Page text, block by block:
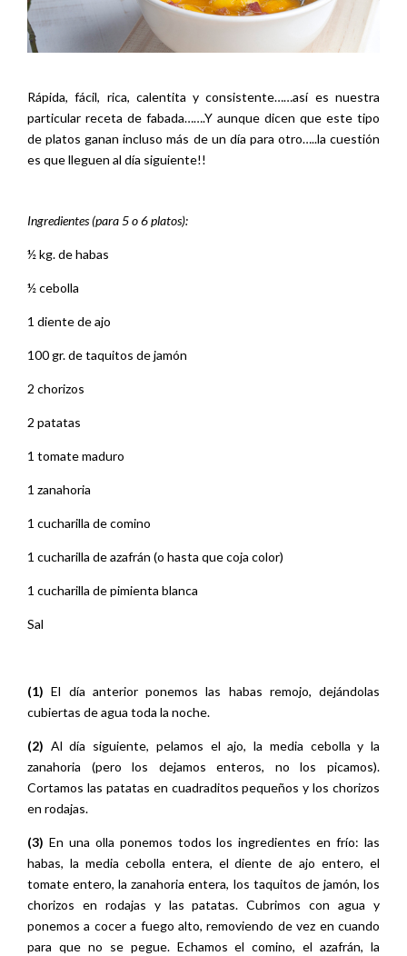
Rápida, fácil, rica, calentita y consistente……así es nuestra
particular receta de fabada…….Y aunque dicen que este tipo
de platos ganan incluso más de un día para otro…..la cuestión
es que lleguen al día siguiente!!
Ingredientes (para 5 o 6 platos):
½ kg. de habas
½ cebolla
1 diente de ajo
100 gr. de taquitos de jamón
2 chorizos
2 patatas
1 tomate maduro
1 zanahoria
1 cucharilla de comino
1 cucharilla de azafrán (o hasta que coja color)
1 cucharilla de pimienta blanca
Sal
(1)El día anterior ponemos las habas remojo, dejándolas
cubiertas de agua toda la noche.
(2) Al día siguiente, pelamos el ajo, la media cebolla y la
zanahoria (pero los dejamos enteros, no los picamos).
Cortamos las patatas en cuadraditos pequeños y los chorizos
en rodajas.
(3) En una olla ponemos todos los ingredientes en frío: las
habas, la media cebolla entera, el diente de ajo entero, el
tomate entero, la zanahoria entera, los taquitos de jamón, los
chorizos en rodajas y las patatas. Cubrimos con agua y
ponemos a cocer a fuego alto, removiendo de vez en cuando
para que no se pegue. Echamos el comino, el azafrán, la